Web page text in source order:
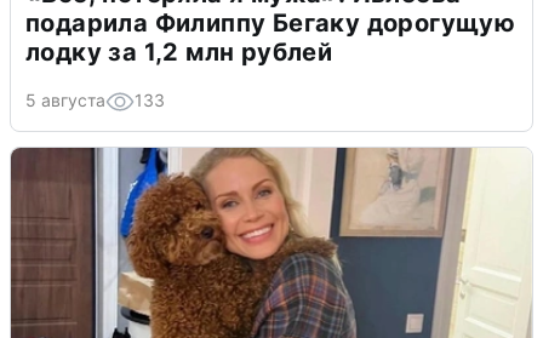
подарила Филиппу Бегаку дорогущую
лодку за 1,2 млн рублей
5 августа 133